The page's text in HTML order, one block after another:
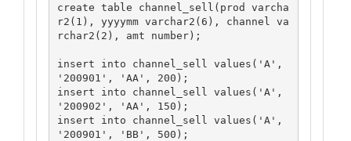
create table channel_sell(prod varcha
r2(1), yyyymm varchar2(6), channel va
rchar2(2), amt number);
insert into channel_sell values('A',
'200901', 'AA', 200);
insert into channel_sell values('A',
'200902', 'AA', 150);
insert into channel_sell values('A',
'200901', 'BB', 500);